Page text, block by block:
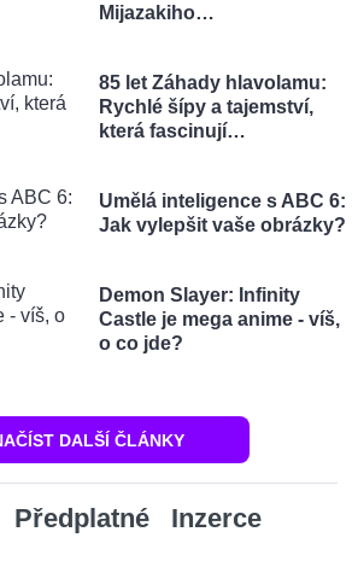
Mijazakiho…
85 let Záhady hlavolamu:
Rychlé šípy a tajemství,
která fascinují…
Umělá inteligence s ABC 6:
Jak vylepšit vaše obrázky?
Demon Slayer: Infinity
Castle je mega anime - víš,
o co jde?
DALŠÍ ČLÁNKY
Předplatné Inzerce